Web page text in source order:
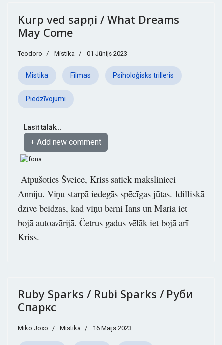
Kurp ved sapņi / What Dreams
May Come
Teodoro Mistika 01 Jūnijs 2023
Mistika Filmas Psiholoģisks trilleris
Piedzīvojumi
Lasīt tālāk...
Add new comment
Atpūšoties Šveicē, Kriss satiek mākslinieci
Anniju. Viņu starpā iedegās spēcīgas jūtas. Idilliskā
dzīve beidzas, kad viņu bērni Ians un Maria iet
bojā autoavārijā. Četrus gadus vēlāk iet bojā arī
Kriss.
Ruby Sparks / Rubi Sparks / Руби
Спаркс
Miko Joxo Mistika 16 Maijs 2023